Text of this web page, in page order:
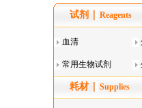
试剂 Reagents
血清
常用生物试剂
耗材 Supplies